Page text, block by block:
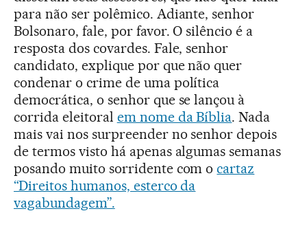
para não ser polêmico. Adiante, senhor
Bolsonaro, fale, por favor. O silêncio é a
resposta dos covardes. Fale, senhor
candidato, explique por que não quer
condenar o crime de uma política
democrática, o senhor que se lançou à
corrida eleitoral em nome da Bíblia. Nada
mais vai nos surpreender no senhor depois
de termos visto há apenas algumas semanas
posando muito sorridente com ocartaz
“Direitos humanos, esterco da
vagabundagem”.